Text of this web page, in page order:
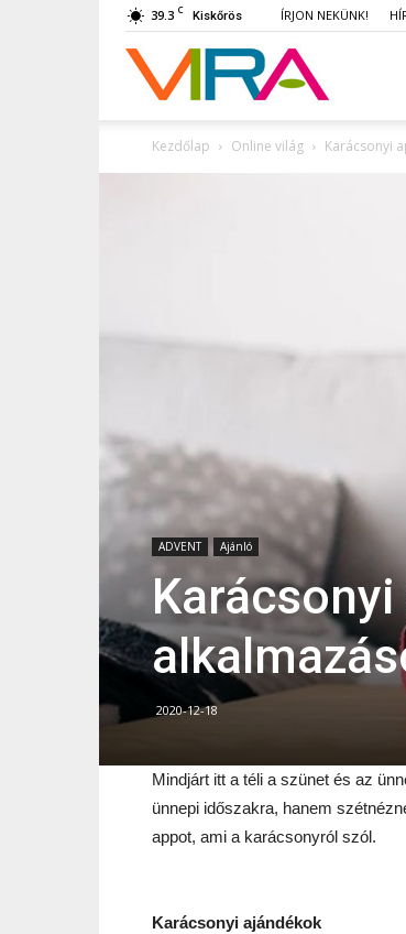
39.3 C Kiskőrös ÍRJON NEKÜNK!
VIRA
Kezdőlap Online világ Karácsonyi
ADVENT Ajánló
2020-12-18
Mindjárt itt a téli a szünet és az
ünnepi időszakra, hanem
appot, ami a karácsonyról szól.
Karácsonyi ajándékok